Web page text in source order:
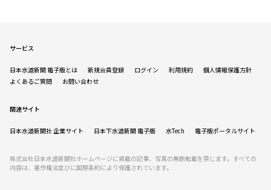
サービス
日本水道新聞 電子版とは 新規会員登録 ログイン 利用規約
個人情報保護方針
よくあるご質問
お問い合わせ
関連サイト
日本水道新聞社 企業サイト 日本下水道新聞 電子版 水Tech 電子版ポータルサイト
株式会社日本水道新聞社ホームページに掲載の記事、写真の無断転載を禁じます。すべての
内容は、著作権法並びに国際条約により保護されています。